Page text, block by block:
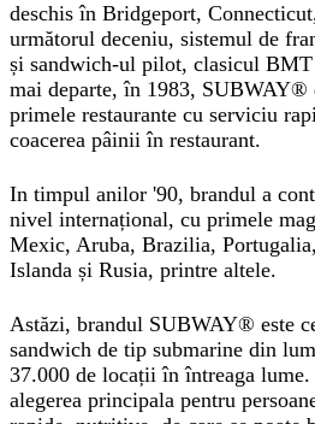
deschis în Bridgeport,
următorul deceniu, sistemul de
și sandwich-ul pilot, clasicul
mai departe, în 1983, SUBWAY®
primele restaurante cu serviciu
coacerea pâinii în restaurant.
In timpul anilor '90, brandul a
nivel internațional, cu primele
Mexic, Aruba, Brazilia,
Islanda și Rusia, printre altele.
Astăzi, brandul SUBWAY® este
sandwich de tip submarine din
37.000 de locații în întreaga
alegerea principala pentru